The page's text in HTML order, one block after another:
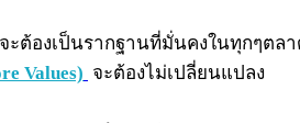
ต้องเป็นรากฐานที่มั่นคงในทุกๆตล
Values) จะต้องไม่เปลี่ยนแปลง